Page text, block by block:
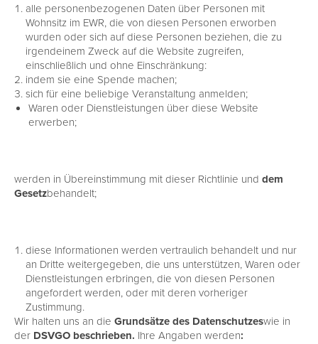
alle personenbezogenen Daten über Personen mit
Wohnsitz im EWR, die von diesen Personen erworben
wurden oder sich auf diese Personen beziehen, die zu
irgendeinem Zweck auf die Website zugreifen,
einschließlich und ohne Einschränkung:
indem sie eine Spende machen;
sich für eine beliebige Veranstaltung anmelden;
Waren oder Dienstleistungen über diese Website
erwerben;
werden in Übereinstimmung mit dieser Richtlinie und dem
Gesetzbehandelt;
diese Informationen werden vertraulich behandelt und nur
an Dritte weitergegeben, die uns unterstützen, Waren oder
Dienstleistungen erbringen, die von diesen Personen
angefordert werden, oder mit deren vorheriger
Zustimmung.
Wir halten uns an die Grundsätze des Datenschutzeswie in
der DSVGO beschrieben. Ihre Angaben werden: